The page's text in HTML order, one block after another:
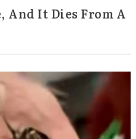
And It Dies From A